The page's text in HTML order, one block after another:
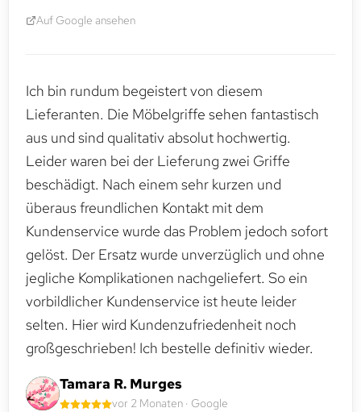
Auf Google ansehen
Ich bin rundum begeistert von diesem
Lieferanten. Die Möbelgriffe sehen fantastisch
aus und sind qualitativ absolut hochwertig.
Leider waren bei der Lieferung zwei Griffe
beschädigt. Nach einem sehr kurzen und
überaus freundlichen Kontakt mit dem
Kundenservice wurde das Problem jedoch sofort
gelöst. Der Ersatz wurde unverzüglich und ohne
jegliche Komplikationen nachgeliefert. So ein
vorbildlicher Kundenservice ist heute leider
selten. Hier wird Kundenzufriedenheit noch
großgeschrieben! Ich bestelle definitiv wieder.
Tamara R. Murges
vor 2 Monaten · Google